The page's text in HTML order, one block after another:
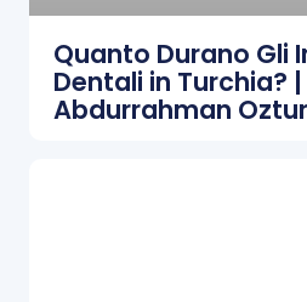
Quanto Durano Gli
Dentali in Turchia? |
Abdurrahman